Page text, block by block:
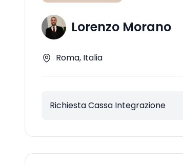
Lorenzo Morano
Roma, Italia
Richiesta Cassa Integrazione